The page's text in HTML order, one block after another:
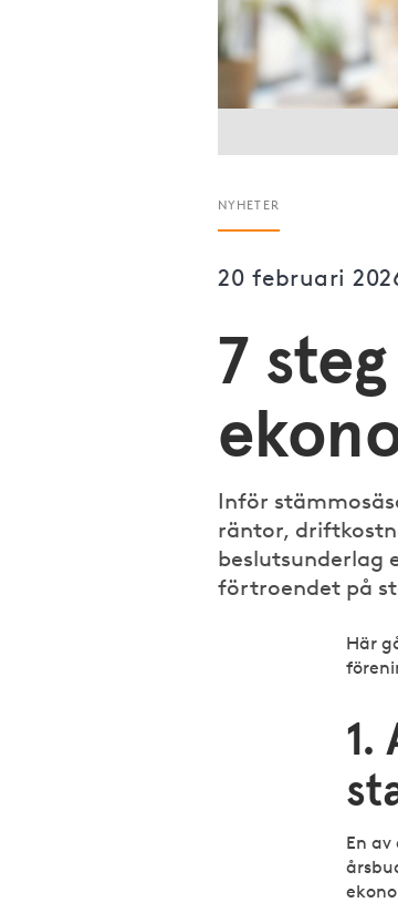
NYHETER
20 februari
7
Inför
räntor,
beslutsunderlag
förtroendet på
Här
1.
En